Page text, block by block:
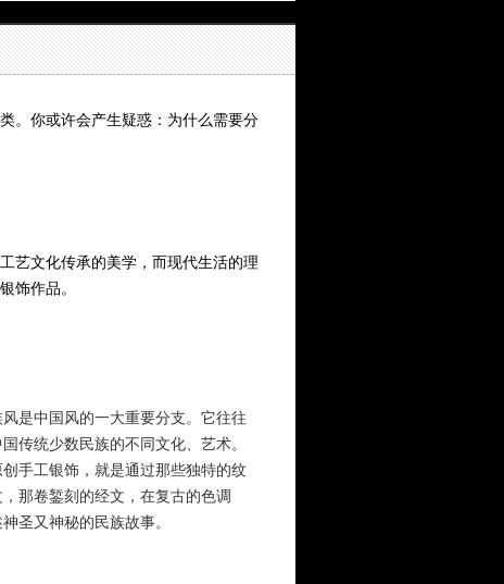
。你或许会产生疑惑：为什么需要分
艺文化传承的美学，而现代生活的理
饰作品。
是中国风的一大重要分支。它往往
传统少数民族的不同文化、艺术。
创手工银饰，就是通过那些独特的纹
那卷錾刻的经文，在复古的色调
圣又神秘的民族故事。